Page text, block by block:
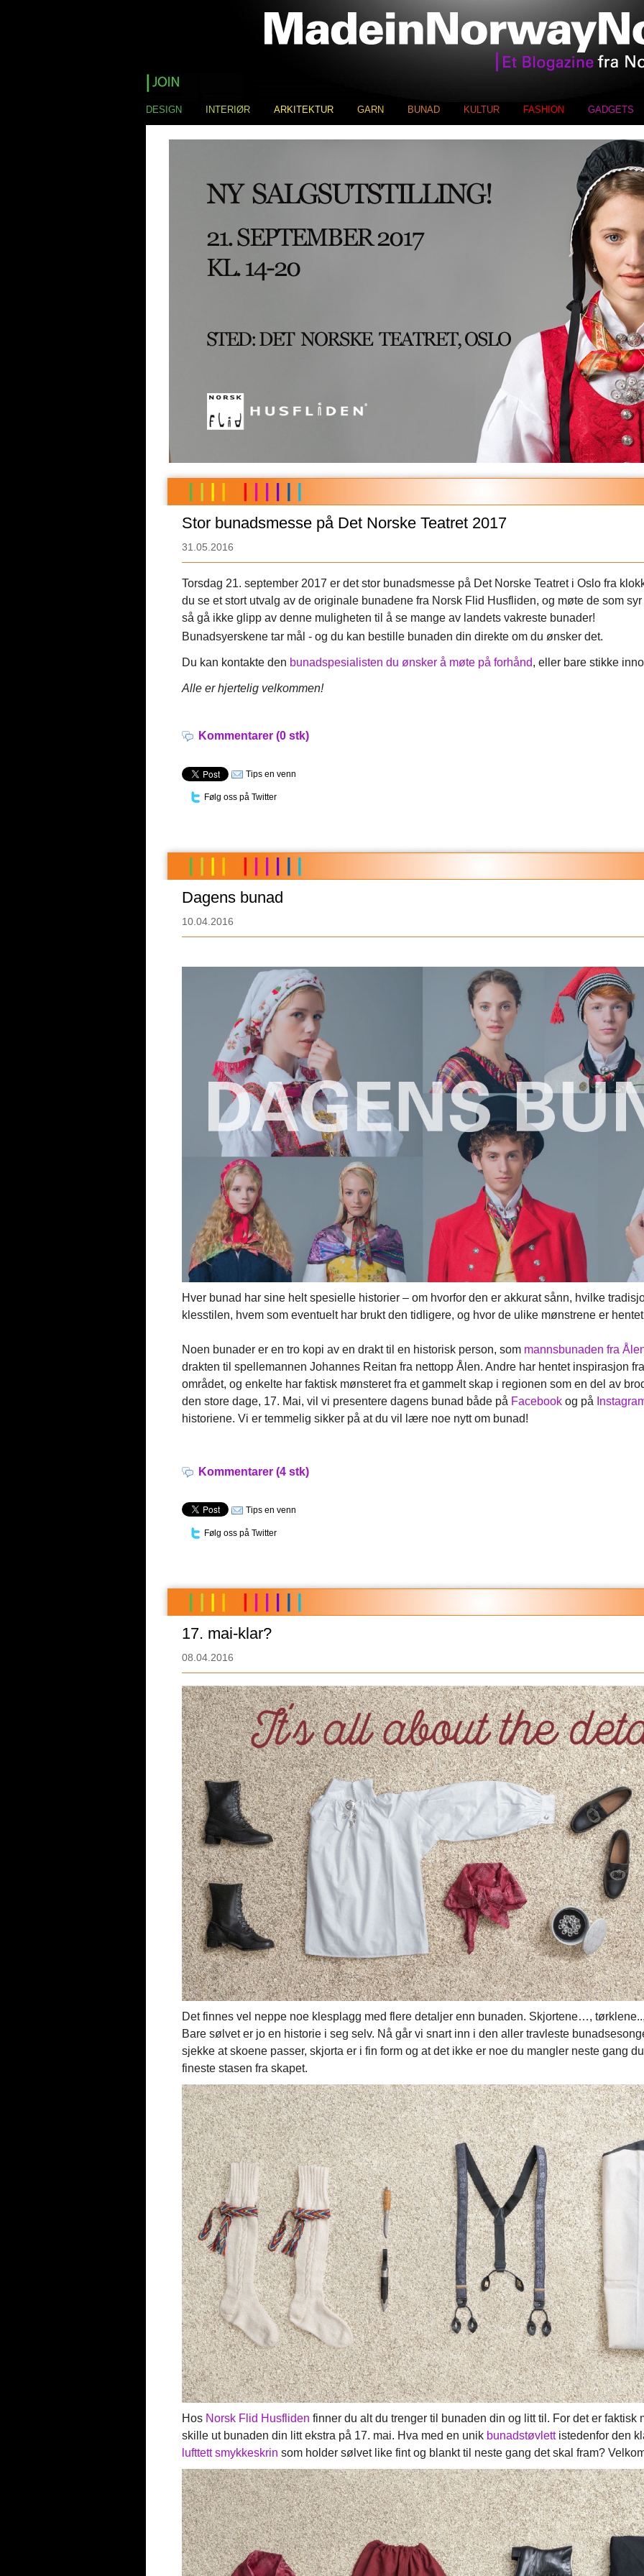
DESIGN INTERIØR ARKITEKTUR GARN BUNAD KULTUR FASHION GADGETS
Stor bunadsmesse på Det Norske Teatret 2017
31.05.2016
Torsdag 21. september 2017 er det stor bunadsmesse på Det Norske Teatret i Oslo fra
du se et stort utvalg av de originale bunadene fra Norsk Flid Husfliden, og møte de som
så gå ikke glipp av denne muligheten til å se mange av landets vakreste bunader!
Bunadsyerskene tar mål - og du kan bestille bunaden din direkte om du ønsker det.
Du kan kontakte den bunadspesialisten du ønsker å møte på forhånd, eller bare stikke
Alle er hjertelig velkommen!
Kommentarer (0 stk)
Tips en venn
Følg oss på Twitter
Dagens bunad
10.04.2016
Hver bunad har sine helt spesielle historier – om hvorfor den er akkurat sånn, hvilke
klesstilen, hvem som eventuelt har brukt den tidligere, og hvor de ulike mønstrene er
Noen bunader er en tro kopi av en drakt til en historisk person, som mannsbunaden fra
drakten til spellemannen Johannes Reitan fra nettopp Ålen. Andre har hentet inspirasjon
området, og enkelte har faktisk mønsteret fra et gammelt skap i regionen som en del av
den store dage, 17. Mai, vil vi presentere dagens bunad både på Facebook og på
historiene. Vi er temmelig sikker på at du vil lære noe nytt om bunad!
Kommentarer (4 stk)
Tips en venn
Følg oss på Twitter
17. mai-klar?
08.04.2016
Det finnes vel neppe noe klesplagg med flere detaljer enn bunaden. Skjortene…,
Bare sølvet er jo en historie i seg selv. Nå går vi snart inn i den aller travleste
sjekke at skoene passer, skjorta er i fin form og at det ikke er noe du mangler neste gang
fineste stasen fra skapet.
Hos Norsk Flid Husfliden finner du alt du trenger til bunaden din og litt til. For det er faktisk
skille ut bunaden din litt ekstra på 17. mai. Hva med en unik bunadstøvlettistedenfor den
lufttett smykkeskrin som holder sølvet like fint og blankt til neste gang det skal fram?